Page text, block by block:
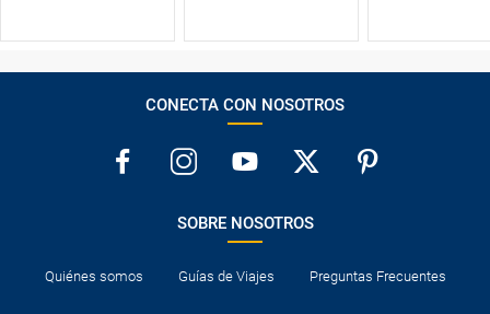
CONECTA CON NOSOTROS
SOBRE NOSOTROS
Quiénes somos Guías de Viajes Preguntas Frecuentes